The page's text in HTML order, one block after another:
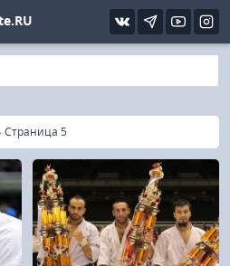
Страница 5